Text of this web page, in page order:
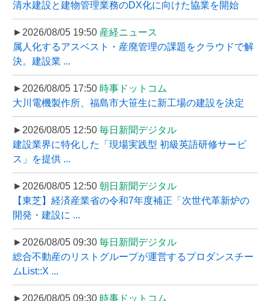
清水建設と建物管理業務のDX化に向けた協業を開始
►2026/08/05 19:50 産経ニュース
属人化するアスベスト・産廃管理の課題をクラウドで解
決。建設業 ...
►2026/08/05 17:50 時事ドットコム
大川電機製作所、福島市大笹生に新工場の建設を決定
►2026/08/05 12:50 毎日新聞デジタル
建設業界に特化した「現場実践型 初級英語研修サービ
ス」を提供 ...
►2026/08/05 12:50 朝日新聞デジタル
【東芝】経済産業省の令和7年度補正「次世代革新炉の
開発・建設に ...
►2026/08/05 09:30 毎日新聞デジタル
総合不動産のリストグループが運営するプロダンスチー
ムList::X ...
►2026/08/05 09:30 時事ドットコム